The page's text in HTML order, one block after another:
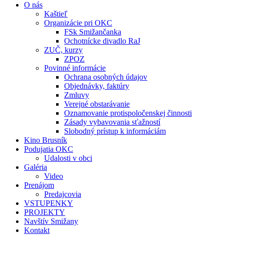
O nás
Kaštieľ
Organizácie pri OKC
FSk Smižančanka
Ochotnícke divadlo RaJ
ZUČ, kurzy
ZPOZ
Povinné informácie
Ochrana osobných údajov
Objednávky, faktúry
Zmluvy
Verejné obstarávanie
Oznamovanie protispoločenskej činnosti
Zásady vybavovania sťažností
Slobodný prístup k informáciám
Kino Brusník
Podujatia OKC
Udalosti v obci
Galéria
Video
Prenájom
Predajcovia
VSTUPENKY
PROJEKTY
Navštív Smižany
Kontakt